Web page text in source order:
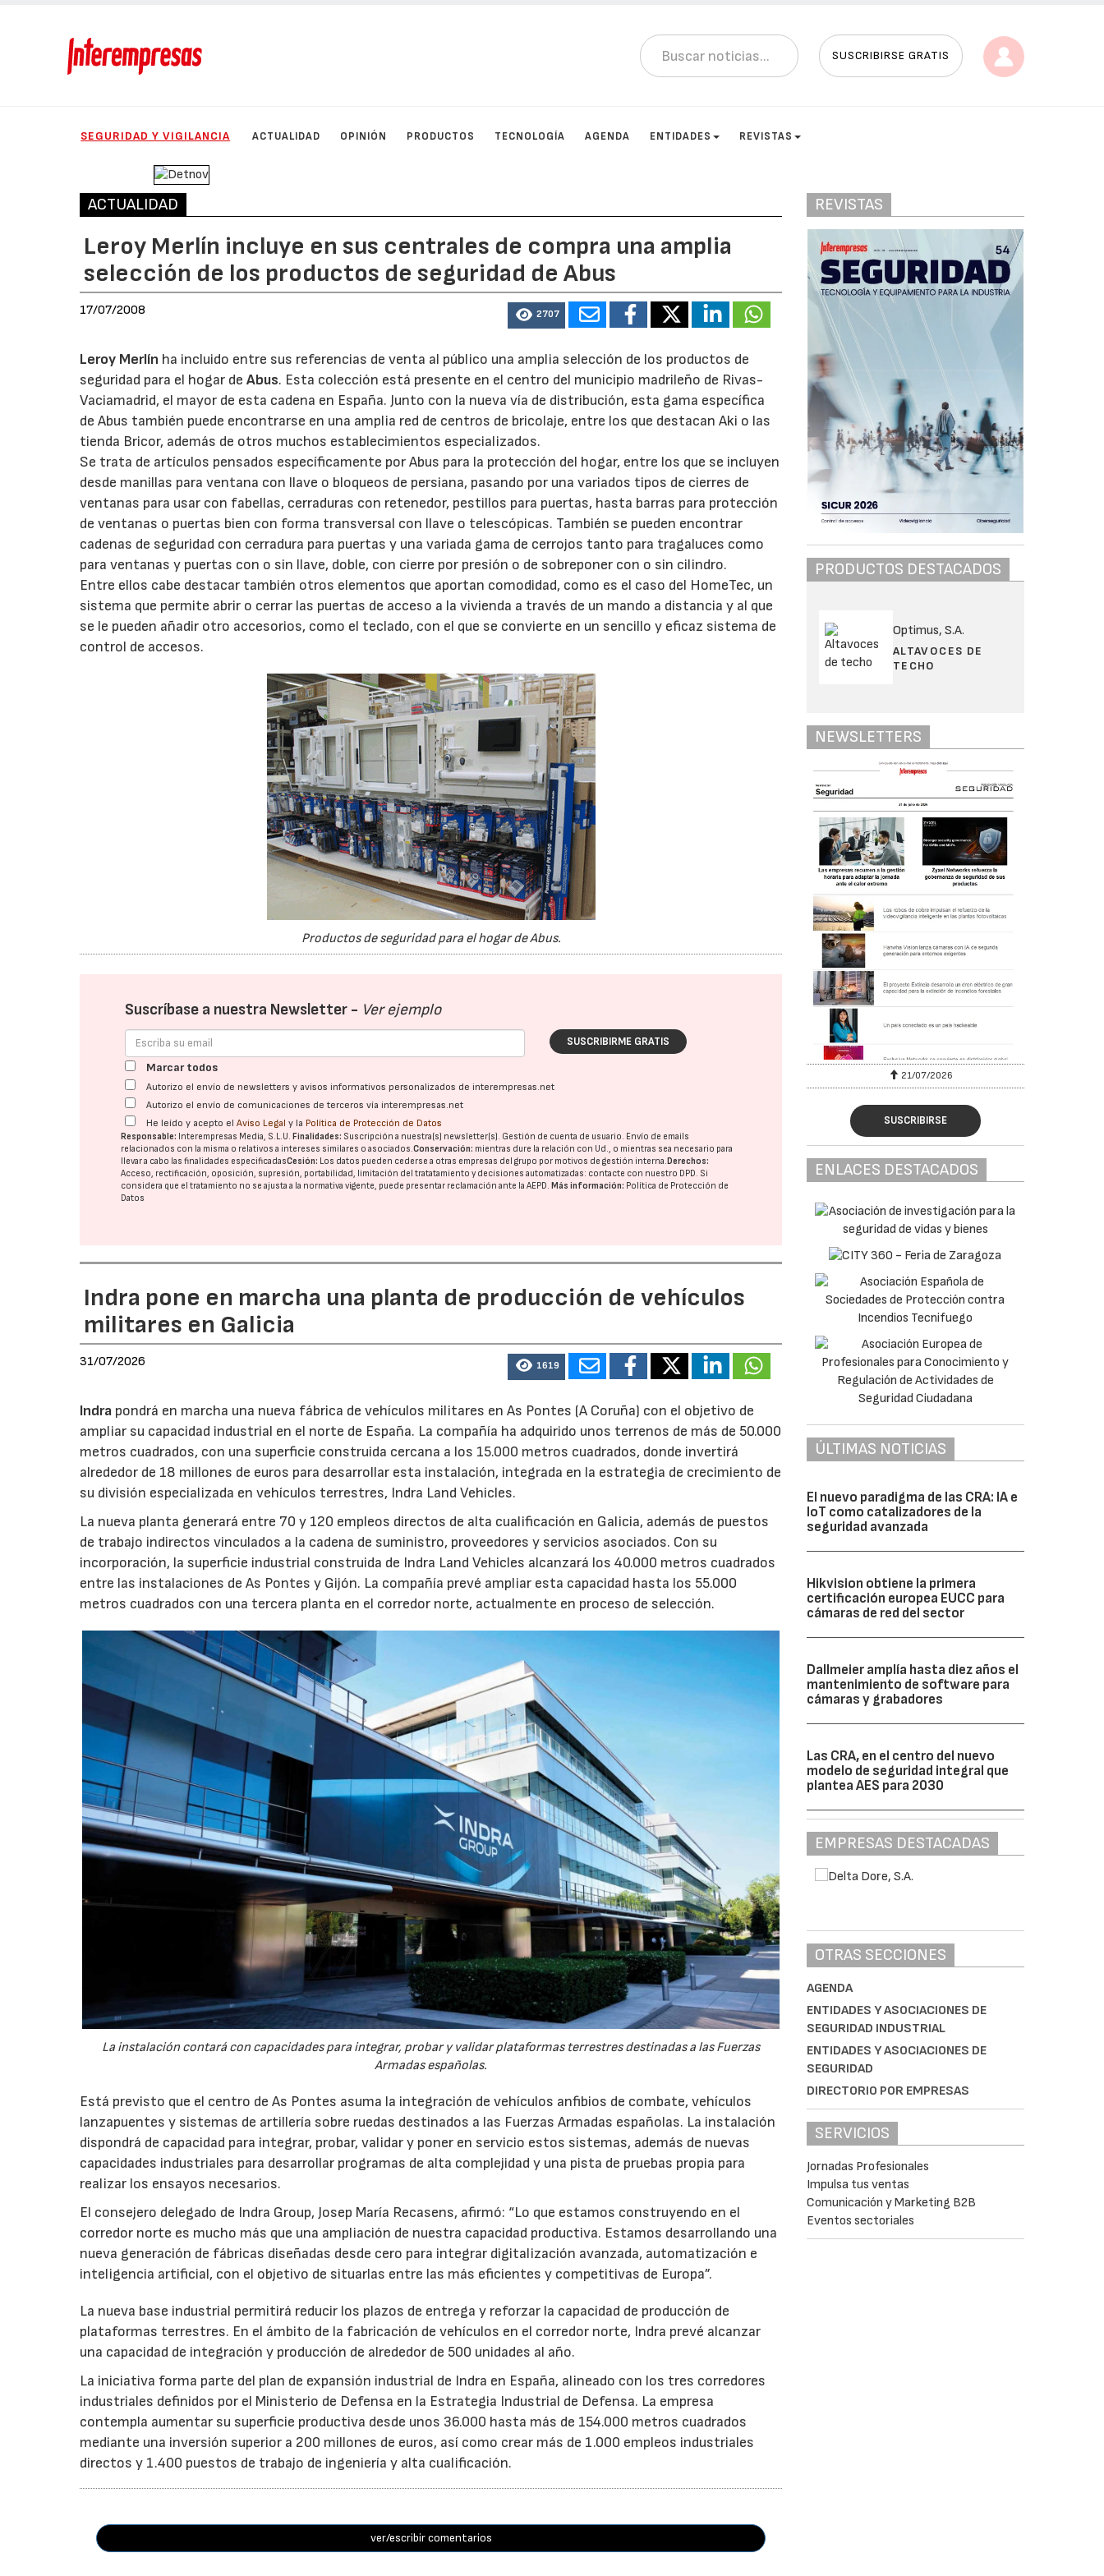
SUSCRIBIRSE GRATIS
SEGURIDAD Y VIGILANCIA ACTUALIDAD OPINIÓN PRODUCTOS TECNOLOGÍA AGENDA ENTIDADES REVISTAS
ACTUALIDAD
Leroy Merlín incluye en sus centrales de compra una amplia
selección de los productos de seguridad de Abus
17/07/2008 2707
Leroy Merlín ha incluido entre sus referencias de venta al público una amplia selección de los productos de
seguridad para el hogar deAbus. Esta colección está presente en el centro del municipio madrileño de Rivas-
Vaciamadrid, el mayor de esta cadena en España. Junto con la nueva vía de distribución, esta gama específica
de Abus también puede encontrarse en una amplia red de centros de bricolaje, entre los que destacan Aki o las
tienda Bricor, además de otros muchos establecimientos especializados.
Se trata de artículos pensados específicamente por Abus para la protección del hogar, entre los que se incluyen
desde manillas para ventana con llave o bloqueos de persiana, pasando por una variados tipos de cierres de
ventanas para usar con fabellas, cerraduras con retenedor, pestillos para puertas, hasta barras para protección
de ventanas o puertas bien con forma transversal con llave o telescópicas. También se pueden encontrar
cadenas de seguridad con cerradura para puertas y una variada gama de cerrojos tanto para tragaluces como
para ventanas y puertas con o sin llave, doble, con cierre por presión o de sobreponer con o sin cilindro.
Entre ellos cabe destacar también otros elementos que aportan comodidad, como es el caso del HomeTec, un
sistema que permite abrir o cerrar las puertas de acceso a la vivienda a través de un mando a distancia y al que
se le pueden añadir otro accesorios, como el teclado, con el que se convierte en un sencillo y eficaz sistema de
control de accesos.
Productos de seguridad para el hogar de Abus.
Suscríbase a nuestra Newsletter - Ver ejemplo
SUSCRIBIRME GRATIS
Marcar todos
Autorizo el envío de newsletters y avisos informativos personalizados de interempresas.net
Autorizo el envío de comunicaciones de terceros vía interempresas.net
He leído y acepto elAviso Legal y la Política de Protección de Datos
Responsable: Interempresas Media, S.L.U.Finalidades: Suscripción a nuestra(s) newsletter(s). Gestión de cuenta de usuario. Envío de emails
relacionados con la misma o relativos a intereses similares o asociados.Conservación: mientras dure la relación con Ud., o mientras sea necesario para
llevar a cabo las finalidades especificadasCesión: Los datos pueden cederse a otras empresas del grupo por motivos de gestión interna.Derechos:
Acceso, rectificación, oposición, supresión, portabilidad, limitación del tratatamiento y decisiones automatizadas: contacte con nuestro DPD. Si
considera que el tratamiento no se ajusta a la normativa vigente, puede presentar reclamación ante laAEPD.Más información: Política de Protección de
Datos
Indra pone en marcha una planta de producción de vehículos
militares en Galicia
31/07/2026 1619
Indra pondrá en marcha una nueva fábrica de vehículos militares en As Pontes (A Coruña) con el objetivo de
ampliar su capacidad industrial en el norte de España. La compañía ha adquirido unos terrenos de más de 50.000
metros cuadrados, con una superficie construida cercana a los 15.000 metros cuadrados, donde invertirá
alrededor de 18 millones de euros para desarrollar esta instalación, integrada en la estrategia de crecimiento de
su división especializada en vehículos terrestres, Indra Land Vehicles.
La nueva planta generará entre 70 y 120 empleos directos de alta cualificación en Galicia, además de puestos
de trabajo indirectos vinculados a la cadena de suministro, proveedores y servicios asociados. Con su
incorporación, la superficie industrial construida de Indra Land Vehicles alcanzará los 40.000 metros cuadrados
entre las instalaciones de As Pontes y Gijón. La compañía prevé ampliar esta capacidad hasta los 55.000
metros cuadrados con una tercera planta en el corredor norte, actualmente en proceso de selección.
La instalación contará con capacidades para integrar, probar y validar plataformas terrestres destinadas a las Fuerzas
Armadas españolas.
Está previsto que el centro de As Pontes asuma la integración de vehículos anfibios de combate, vehículos
lanzapuentes y sistemas de artillería sobre ruedas destinados a las Fuerzas Armadas españolas. La instalación
dispondrá de capacidad para integrar, probar, validar y poner en servicio estos sistemas, además de nuevas
capacidades industriales para desarrollar programas de alta complejidad y una pista de pruebas propia para
realizar los ensayos necesarios.
El consejero delegado de Indra Group, Josep María Recasens, afirmó: “Lo que estamos construyendo en el
corredor norte es mucho más que una ampliación de nuestra capacidad productiva. Estamos desarrollando una
nueva generación de fábricas diseñadas desde cero para integrar digitalización avanzada, automatización e
inteligencia artificial, con el objetivo de situarlas entre las más eficientes y competitivas de Europa”.
La nueva base industrial permitirá reducir los plazos de entrega y reforzar la capacidad de producción de
plataformas terrestres. En el ámbito de la fabricación de vehículos en el corredor norte, Indra prevé alcanzar
una capacidad de integración y producción de alrededor de 500 unidades al año.
La iniciativa forma parte del plan de expansión industrial de Indra en España, alineado con los tres corredores
industriales definidos por el Ministerio de Defensa en la Estrategia Industrial de Defensa. La empresa
contempla aumentar su superficie productiva desde unos 36.000 hasta más de 154.000 metros cuadrados
mediante una inversión superior a 200 millones de euros, así como crear más de 1.000 empleos industriales
directos y 1.400 puestos de trabajo de ingeniería y alta cualificación.
ver/escribir comentarios
REVISTAS
PRODUCTOS DESTACADOS
Optimus, S.A.
ALTAVOCES DE
TECHO
NEWSLETTERS
21/07/2026
SUSCRIBIRSE
ENLACES DESTACADOS
ÚLTIMAS NOTICIAS
El nuevo paradigma de las CRA: IA e
IoT como catalizadores de la
seguridad avanzada
Hikvision obtiene la primera
certificación europea EUCC para
cámaras de red del sector
Dallmeier amplía hasta diez años el
mantenimiento de software para
cámaras y grabadores
Las CRA, en el centro del nuevo
modelo de seguridad integral que
plantea AES para 2030
EMPRESAS DESTACADAS
OTRAS SECCIONES
AGENDA
ENTIDADES Y ASOCIACIONES DE
SEGURIDAD INDUSTRIAL
ENTIDADES Y ASOCIACIONES DE
SEGURIDAD
DIRECTORIO POR EMPRESAS
SERVICIOS
Jornadas Profesionales
Impulsa tus ventas
Comunicación y Marketing B2B
Eventos sectoriales